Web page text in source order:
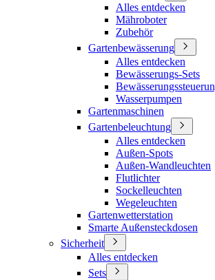
Alles entdecken
Mähroboter
Zubehör
Gartenbewässerung
Alles entdecken
Bewässerungs-Sets
Wasserpumpen
Gartenmaschinen
Gartenbeleuchtung
Alles entdecken
Außen-Spots
Außen-Wandleuchten
Flutlichter
Sockelleuchten
Wegeleuchten
Gartenwetterstation
Smarte Außensteckdosen
Sicherheit
Alles entdecken
Sets